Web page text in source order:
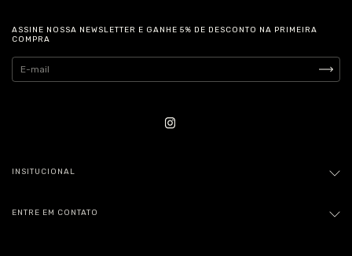
ASSINE NOSSA NEWSLETTER E GANHE 5% DE DESCONTO NA PRIMEIRA
COMPRA
INSITUCIONAL
ENTRE EM CONTATO